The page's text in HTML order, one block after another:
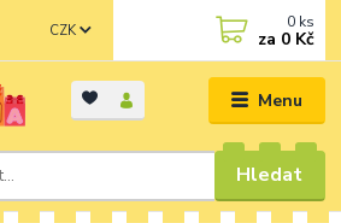
Menu
CZK
Hledat
0 ks
za 0 Kč